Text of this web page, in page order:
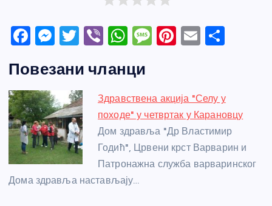
F
c
e
b
o
o
k
M
ss
e
n
g
er
T
itt
er
Vi
er
W
at
s
A
p
p
M
a
g
e
Pi
e
st
E
e
Повезани чланци
Здравствена акција "Селу у
походе" у четвртак у Карановцу
Дом здравља "Др Властимир
Годић", Црвени крст Варварин и
Патронажна служба варваринског
Дома здравља настављају…